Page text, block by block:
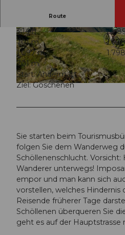
Route
3:14 h
701 m
1.097 m
701 m
Start: Andermatt
Ziel: Göschenen
Sie starten beim
folgen Sie dem Wanderweg
Schöllenenschlucht. Vorsicht:
Wanderer unterwegs!
empor und man kann sich
vorstellen, welches Hindernis
Reisende früherer Tage
Schöllenen überqueren Sie
geht es auf der Hauptstrasse